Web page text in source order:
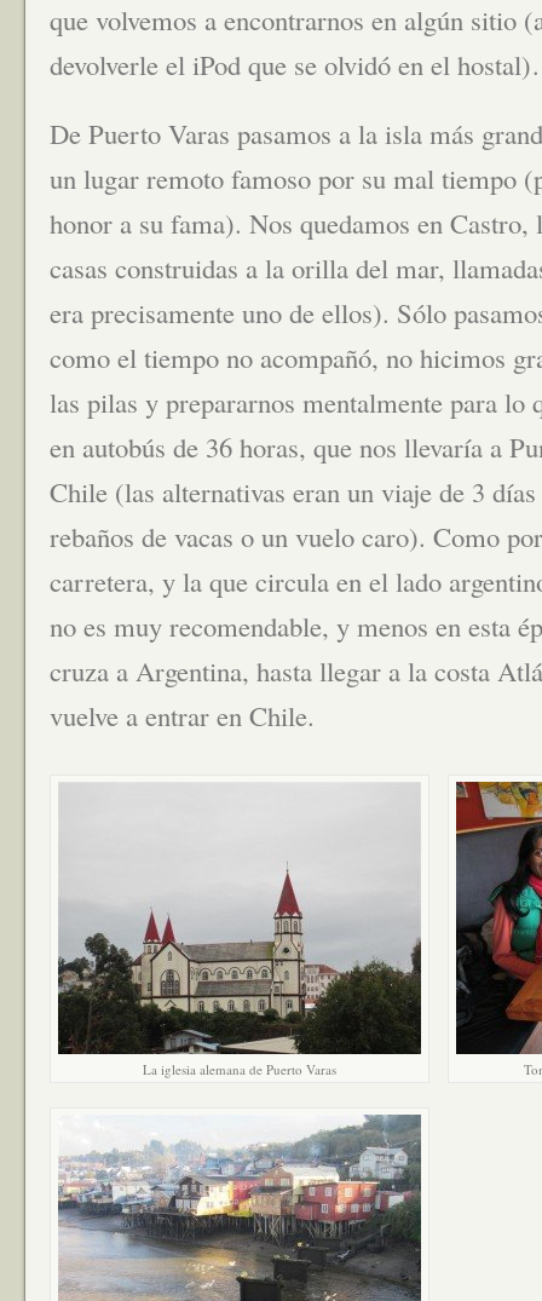
que volvemos a encontrarnos en algún sitio
devolverle el iPod que se olvidó en el
De Puerto Varas pasamos a la isla más
un lugar remoto famoso por su mal tiempo
honor a su fama). Nos quedamos en
casas construidas a la orilla del mar,
era precisamente uno de ellos). Sólo
como el tiempo no acompañó, no hicimos
las pilas y prepararnos mentalmente para lo
en autobús de 36 horas, que nos llevaría a
Chile (las alternativas eran un viaje de 3
rebaños de vacas o un vuelo caro). Como
carretera, y la que circula en el lado
no es muy recomendable, y menos en esta
cruza a Argentina, hasta llegar a la costa
vuelve a entrar en Chile.
La iglesia alemana de Puerto Varas